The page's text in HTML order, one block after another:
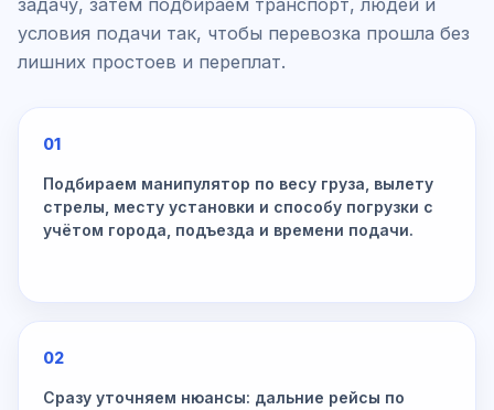
задачу, затем подбираем транспорт, людей и
условия подачи так, чтобы перевозка прошла без
лишних простоев и переплат.
01
Подбираем манипулятор по весу груза, вылету
стрелы, месту установки и способу погрузки с
учётом города, подъезда и времени подачи.
02
Сразу уточняем нюансы: дальние рейсы по